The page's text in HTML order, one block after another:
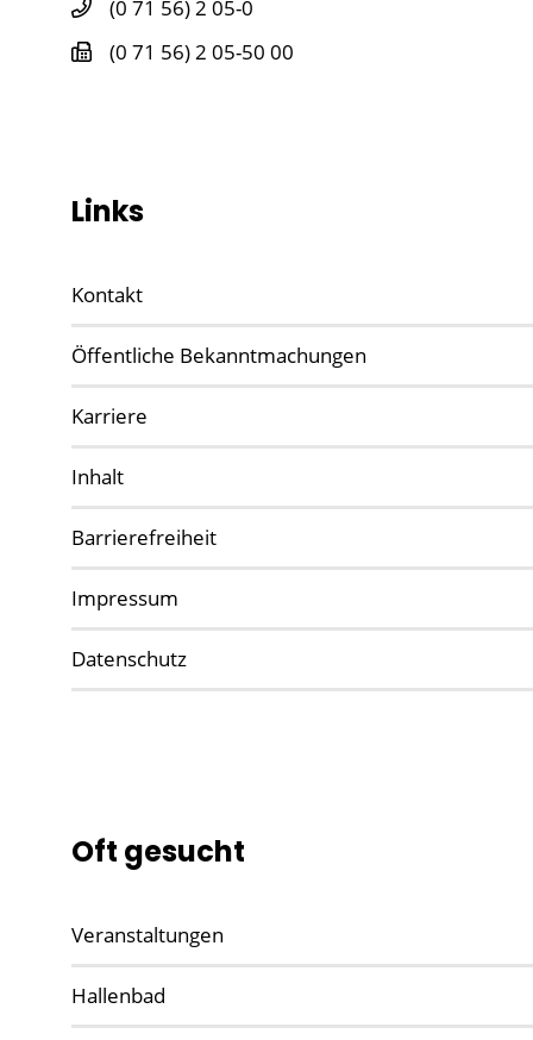
(0 71 56) 2 05-0
(0 71 56) 2 05-50 00
Links
Kontakt
Öffentliche Bekanntmachungen
Karriere
Inhalt
Barrierefreiheit
Impressum
Datenschutz
Oft gesucht
Veranstaltungen
Hallenbad